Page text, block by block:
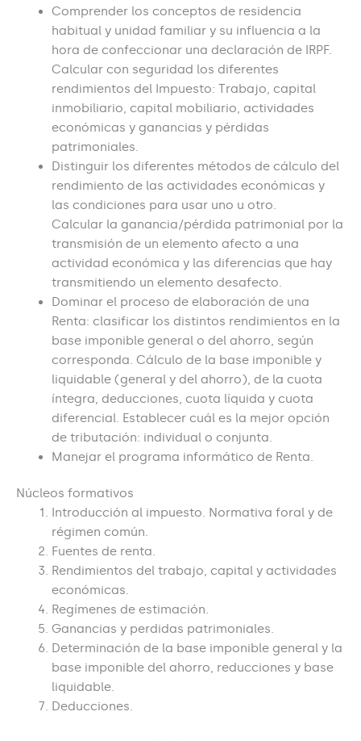
Comprender los conceptos de residencia
habitual y unidad familiar y su influencia a la
hora de confeccionar una declaración de IRPF.
Calcular con seguridad los diferentes
rendimientos del Impuesto: Trabajo, capital
inmobiliario, capital mobiliario, actividades
económicas y ganancias y pérdidas
patrimoniales.
Distinguir los diferentes métodos de cálculo del
rendimiento de las actividades económicas y
las condiciones para usar uno u otro.
Calcular la ganancia/pérdida patrimonial por la
transmisión de un elemento afecto a una
actividad económica y las diferencias que hay
transmitiendo un elemento desafecto.
Dominar el proceso de elaboración de una
Renta: clasificar los distintos rendimientos en la
base imponible general o del ahorro, según
corresponda. Cálculo de la base imponible y
liquidable (general y del ahorro), de la cuota
íntegra, deducciones, cuota líquida y cuota
diferencial. Establecer cuál es la mejor opción
de tributación: individual o conjunta.
Manejar el programa informático de Renta.
Núcleos formativos
Introducción al impuesto. Normativa foral y de
régimen común.
Fuentes de renta.
Rendimientos del trabajo, capital y actividades
económicas.
Regímenes de estimación.
Ganancias y perdidas patrimoniales.
Determinación de la base imponible general y la
base imponible del ahorro, reducciones y base
liquidable.
Deducciones.